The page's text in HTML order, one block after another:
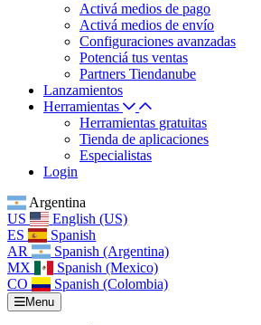
Activá medios de pago
Activá medios de envío
Configuraciones avanzadas
Potenciá tus ventas
Partners Tiendanube
Lanzamientos
Herramientas
Herramientas gratuitas
Tienda de aplicaciones
Especialistas
Login
Argentina
US
English (US)
ES
Spanish
AR
Spanish (Argentina)
MX
Spanish (Mexico)
CO
Spanish (Colombia)
Menu